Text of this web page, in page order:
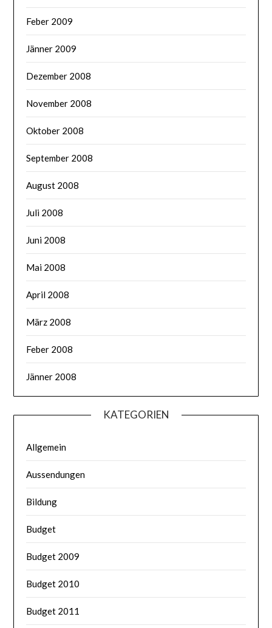
Feber 2009
Jänner 2009
Dezember 2008
November 2008
Oktober 2008
September 2008
August 2008
Juli 2008
Juni 2008
Mai 2008
April 2008
März 2008
Feber 2008
Jänner 2008
KATEGORIEN
Allgemein
Aussendungen
Bildung
Budget
Budget 2009
Budget 2010
Budget 2011